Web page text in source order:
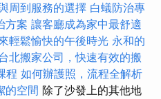
周到服務的選擇 白蟻防治專
方案 讓客廳成為家中最舒適
輕鬆愉快的午後時光 永和的
北搬家公司，快速有效的搬
程 如何辦護照，流程全解析
的空間 除了沙發上的其他地